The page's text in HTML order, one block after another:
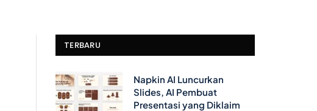
TERBARU
Napkin AI Luncurkan
Slides, AI Pembuat
Presentasi yang Diklaim